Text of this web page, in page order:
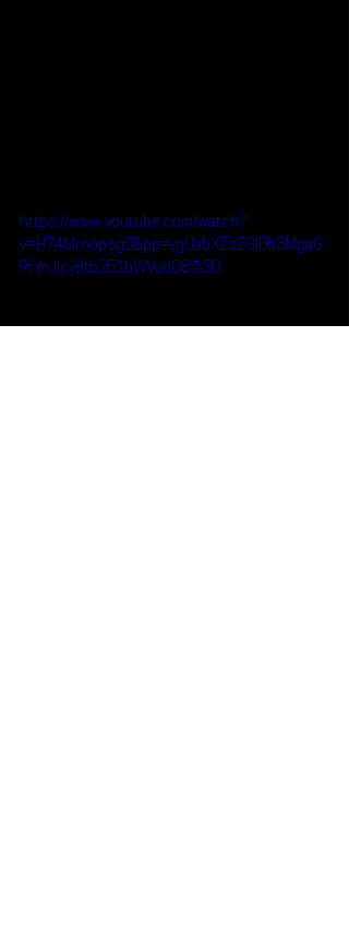
https://www.youtube.com/watch?
v=H74Mroopsg0&pp=ygUabXZsZGl0b3MgaG
9tYnJlcyBtb251bWVudG8%3D